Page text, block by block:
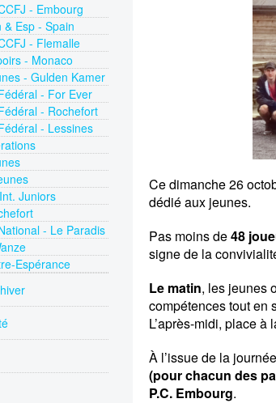
- Embourg
Esp - Spain
- Flemalle
- Monaco
- Gulden Kamer
- For Ever
- Rochefort
- Lessines
Juniors
- Le Paradis
Espérance
Ce dimanche 26
dédié aux jeunes.
Pas moins de48
signe de la
Le matin, les jeunes
compétences tout en
L’après-midi, place
À l’issue de la
(pour chacun des
P.C. Embourg.